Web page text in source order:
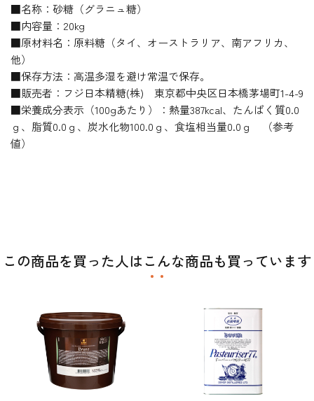
■名称：砂糖（グラニュ糖）
■内容量：20kg
■原材料名：原料糖（タイ、オーストラリア、南アフリカ、
他）
■保存方法：高温多湿を避け常温で保存。
■販売者：フジ日本精糖(株) 東京都中央区日本橋茅場町1-4-9
■栄養成分表示（100gあたり）：熱量387kcal、たんぱく質0.0
ｇ、脂質0.0ｇ、炭水化物100.0ｇ、食塩相当量0.0ｇ （参考
値）
この商品を買った人はこんな商品も買っています